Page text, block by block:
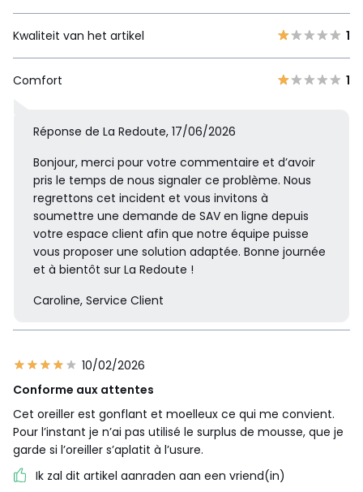
Kwaliteit van het artikel 1
Comfort 1
Réponse de La Redoute, 17/06/2026
Bonjour, merci pour votre commentaire et d’avoir
pris le temps de nous signaler ce problème. Nous
regrettons cet incident et vous invitons à
soumettre une demande de SAV en ligne depuis
votre espace client afin que notre équipe puisse
vous proposer une solution adaptée. Bonne journée
et à bientôt sur La Redoute !
Caroline, Service Client
10/02/2026
Conforme aux attentes
Cet oreiller est gonflant et moelleux ce qui me convient.
Pour l’instant je n’ai pas utilisé le surplus de mousse, que je
garde si l’oreiller s’aplatit à l’usure.
Ik zal dit artikel aanraden aan een vriend(in)